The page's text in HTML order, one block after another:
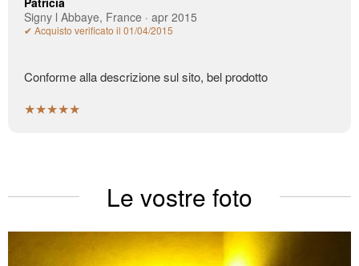
Signy l Abbaye, France · apr 2015
✔ Acquisto verificato il 01/04/2015
Conforme alla descrizione sul sito, bel prodotto
★★★★★
Le vostre foto